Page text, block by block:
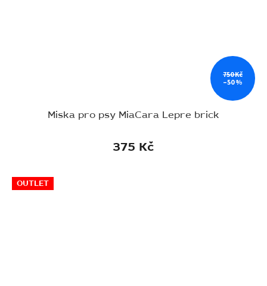
750 Kč
–50 %
Miska pro psy MiaCara Lepre brick
375 Kč
OUTLET